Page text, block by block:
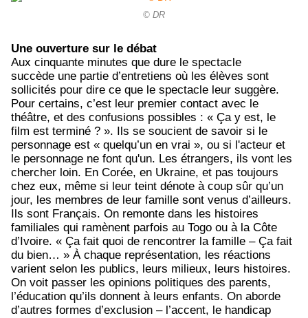
© DR
Une ouverture sur le débat
Aux cinquante minutes que dure le spectacle
succède une partie d’entretiens où les élèves sont
sollicités pour dire ce que le spectacle leur suggère.
Pour certains, c’est leur premier contact avec le
théâtre, et des confusions possibles : « Ça y est, le
film est terminé ? ». Ils se soucient de savoir si le
personnage est « quelqu’un en vrai », ou si l'acteur et
le personnage ne font qu'un. Les étrangers, ils vont les
chercher loin. En Corée, en Ukraine, et pas toujours
chez eux, même si leur teint dénote à coup sûr qu’un
jour, les membres de leur famille sont venus d’ailleurs.
Ils sont Français. On remonte dans les histoires
familiales qui ramènent parfois au Togo ou à la Côte
d’Ivoire. « Ça fait quoi de rencontrer la famille – Ça fait
du bien… » À chaque représentation, les réactions
varient selon les publics, leurs milieux, leurs histoires.
On voit passer les opinions politiques des parents,
l’éducation qu’ils donnent à leurs enfants. On aborde
d’autres formes d’exclusion – l’accent, le handicap